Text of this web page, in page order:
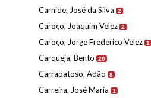
Carnide, José da Silva 2
Caroço, Joaquim Velez 2
Caroço, Jorge Frederico Velez 1
Carqueja, Bento 20
Carrapatoso, Adão 8
Carreira, José Maria 1